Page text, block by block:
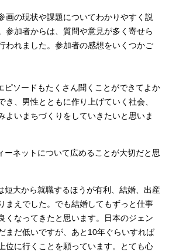
画の現状や課題についてわかりやすく説
参加者からは、質問や意見が多く寄せら
われました。参加者の感想をいくつかご
ピソードもたくさん聞くことができてよか
き、男性とともに作り上げていく社会、
よいまちづくりをしていきたいと思いま
ーネットについて広めることが大切だと思
短大から就職するほうが有利、結婚、出産
まえでした。でも結婚してもずっと仕事
くなってきたと思います。日本のジェン
まだ低いですが、あと10年ぐらいすれば
に行くことを願っています。とても心